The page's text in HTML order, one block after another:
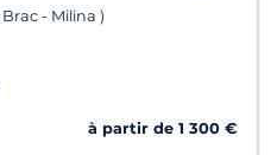
- Milina )
à partir de 1 300 €